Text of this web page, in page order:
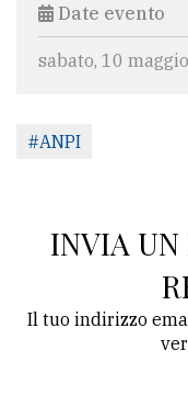
Date evento
sabato, 10
#ANPI
INVIA UN
Il tuo indirizzo